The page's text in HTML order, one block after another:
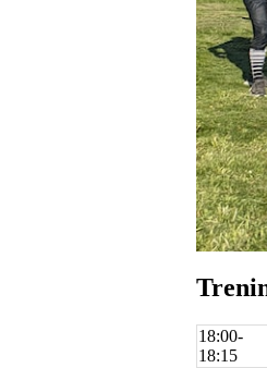
18:00-
18:15